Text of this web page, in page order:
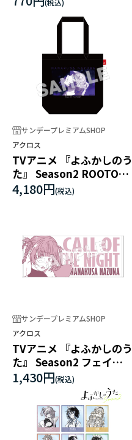
サンデープレミアムSHOP
アクロス
TVアニメ 『よふかしのう
た』 Season2 ROOTOTE
コラボトートバッグ ナズ
ナB
4,180円
サンデープレミアムSHOP
アクロス
TVアニメ 『よふかしのう
た』 Season2 フェイス
タオル ナズナB
1,430円